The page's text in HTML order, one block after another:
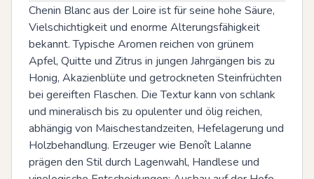
Chenin Blanc aus der Loire ist für seine hohe Säure,
Vielschichtigkeit und enorme Alterungsfähigkeit
bekannt. Typische Aromen reichen von grünem
Apfel, Quitte und Zitrus in jungen Jahrgängen bis zu
Honig, Akazienblüte und getrockneten Steinfrüchten
bei gereiften Flaschen. Die Textur kann von schlank
und mineralisch bis zu opulenter und ölig reichen,
abhängig von Maischestandzeiten, Hefelagerung und
Holzbehandlung. Erzeuger wie Benoît Lalanne
prägen den Stil durch Lagenwahl, Handlese und